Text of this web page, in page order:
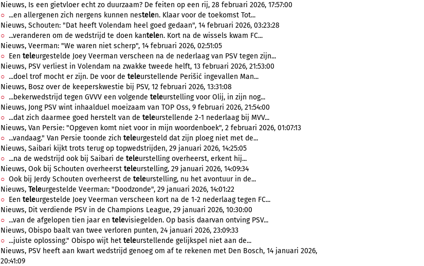
Nieuws, Is een gietvloer echt zo duurzaam? De feiten op een rij, 28 februari 2026, 17:57:00
...en allergenen zich nergens kunnen nestelen. Klaar voor de toekomst Tot...
Nieuws, Schouten: "Dat heeft Volendam heel goed gedaan", 14 februari 2026, 03:23:28
...veranderen om de wedstrijd te doen kantelen. Kort na de wissels kwam FC...
Nieuws, Veerman: "We waren niet scherp", 14 februari 2026, 02:51:05
Een teleurgestelde Joey Veerman verscheen na de nederlaag van PSV tegen zijn...
Nieuws, PSV verliest in Volendam na zwakke tweede helft, 13 februari 2026, 21:53:00
...doel trof mocht er zijn. De voor de teleurstellende Perišić ingevallen Man...
Nieuws, Bosz over de keeperskwestie bij PSV, 12 februari 2026, 13:31:08
...bekerwedstrijd tegen GVVV een volgende teleurstelling voor Olij, in zijn nog...
Nieuws, Jong PSV wint inhaalduel moeizaam van TOP Oss, 9 februari 2026, 21:54:00
...dat zich daarmee goed herstelt van de teleurstellende 2-1 nederlaag bij MVV...
Nieuws, Van Persie: "Opgeven komt niet voor in mijn woordenboek", 2 februari 2026, 01:07:13
...vandaag." Van Persie toonde zich teleurgesteld dat zijn ploeg niet met de...
Nieuws, Saibari kijkt trots terug op topwedstrijden, 29 januari 2026, 14:25:05
...na de wedstrijd ook bij Saibari de teleurstelling overheerst, erkent hij...
Nieuws, Ook bij Schouten overheerst teleurstelling, 29 januari 2026, 14:09:34
Ook bij Jerdy Schouten overheerst de teleurstelling, nu het avontuur in de...
Nieuws, Teleurgestelde Veerman: "Doodzonde", 29 januari 2026, 14:01:22
Een teleurgestelde Joey Veerman verscheen kort na de 1-2 nederlaag tegen FC...
Nieuws, Dit verdiende PSV in de Champions League, 29 januari 2026, 10:30:00
...van de afgelopen tien jaar en televisiegelden. Op basis daarvan ontving PSV...
Nieuws, Obispo baalt van twee verloren punten, 24 januari 2026, 23:09:33
...juiste oplossing." Obispo wijt het teleurstellende gelijkspel niet aan de...
Nieuws, PSV heeft aan kwart wedstrijd genoeg om af te rekenen met Den Bosch, 14 januari 2026,
20:41:09